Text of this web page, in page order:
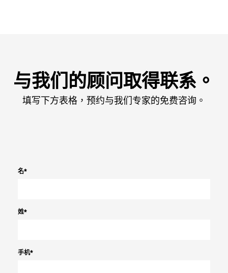
与我们的顾问取得联系。
填写下方表格，预约与我们专家的免费咨询。
名*
姓*
手机*